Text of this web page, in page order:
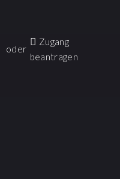
oder
Zugang
beantragen